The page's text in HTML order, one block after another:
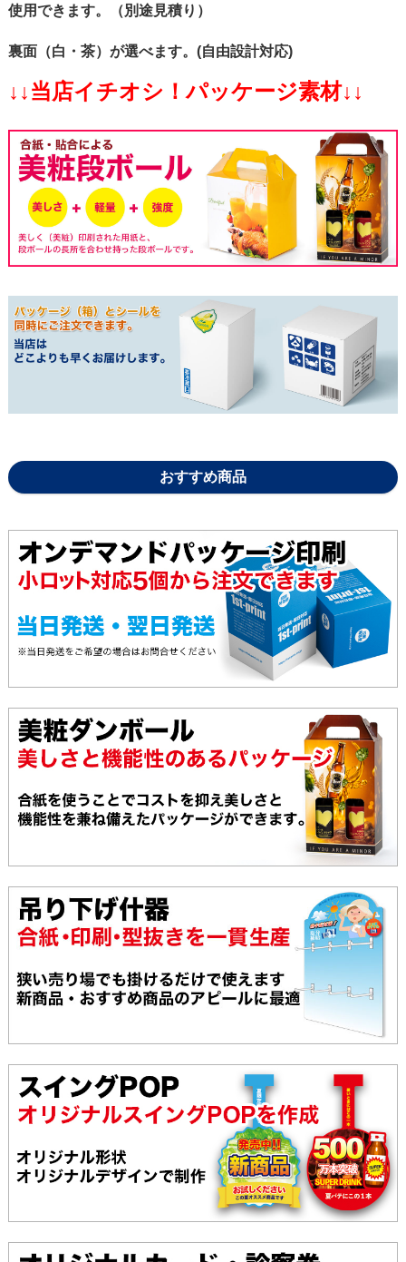
使用できます。（別途見積り）
裏面（白・茶）が選べます。(自由設計対応)
↓↓当店イチオシ！パッケージ素材↓↓
おすすめ商品